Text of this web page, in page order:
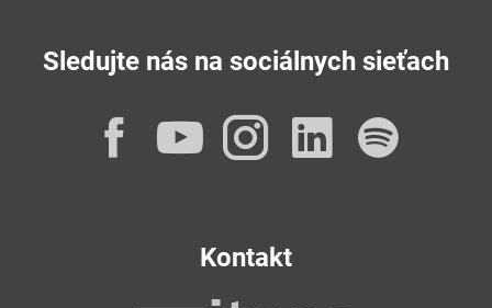
Sledujte nás na sociálnych sieťach
Facebook
YouTube
Instagram
Kontakt